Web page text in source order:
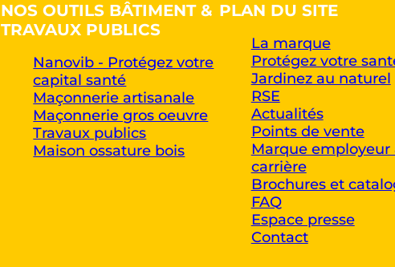
NOS OUTILS BÂTIMENT &
TRAVAUX PUBLICS
Nanovib - Protégez votre
capital santé
Maçonnerie artisanale
Maçonnerie gros oeuvre
Travaux publics
Maison ossature bois
PLAN DU SITE
La marque
Protégez votre
Jardinez au naturel
RSE
Actualités
Points de vente
Marque employeur
carrière
Brochures et
FAQ
Espace presse
Contact